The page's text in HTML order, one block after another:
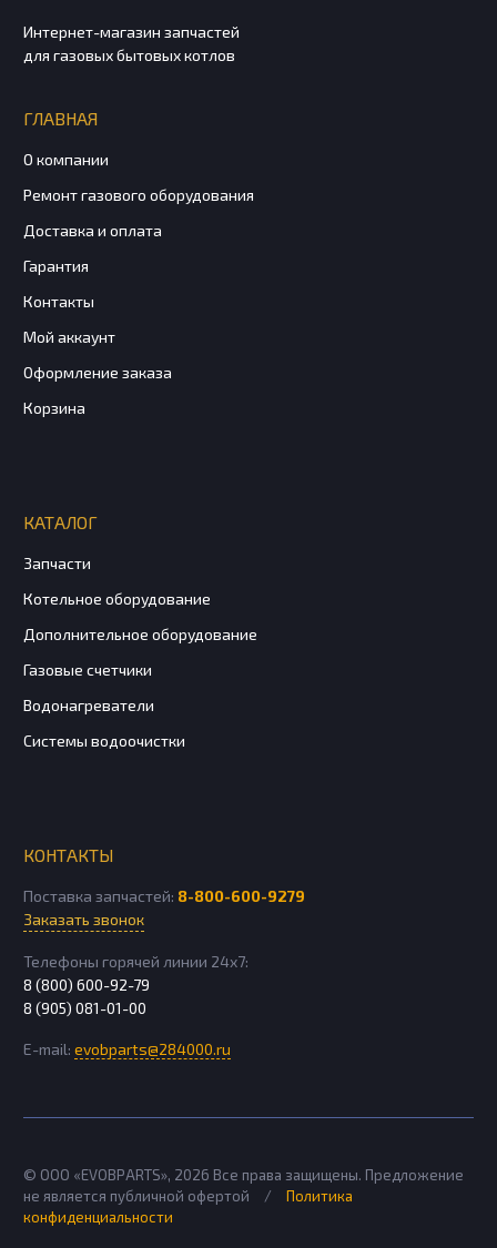
Интернет-магазин запчастей
для газовых бытовых котлов
ГЛАВНАЯ
О компании
Ремонт газового оборудования
Доставка и оплата
Гарантия
Контакты
Мой аккаунт
Оформление заказа
Корзина
КАТАЛОГ
Запчасти
Котельное оборудование
Дополнительное оборудование
Газовые счетчики
Водонагреватели
Системы водоочистки
КОНТАКТЫ
Поставка запчастей: 8-800-600-9279
Заказать звонок
Телефоны горячей линии 24х7:
8 (800) 600-92-79
8 (905) 081-01-00
E-mail: evobparts@284000.ru
© ООО «EVOBPARTS», 2026 Все права защищены. Предложение
не является публичной офертой
/
Политика
конфиденциальности